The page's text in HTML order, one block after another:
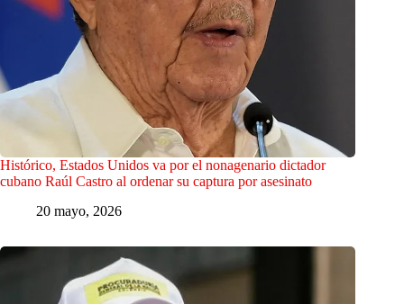
Histórico, Estados Unidos va por el nonagenario dictador
cubano Raúl Castro al ordenar su captura por asesinato
20 mayo, 2026